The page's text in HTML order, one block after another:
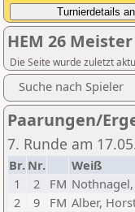
HEM 26 Meister
Die Seite wurde zuletzt
Suche nach Spieler
Paarungen/
7. Runde am
Br. Nr. Weiß
1
2 FM
2
9 FM Alber,